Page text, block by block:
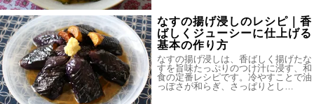
なすの揚げ浸しのレシピ｜香
ばしくジューシーに仕上げる
基本の作り方
なすの揚げ浸しは、香ばしく揚げたな
すを旨味たっぷりのつけ汁に浸す、和
食の定番レシピです。冷やすことで油
っぽさが和らぎ、さっぱりとし…